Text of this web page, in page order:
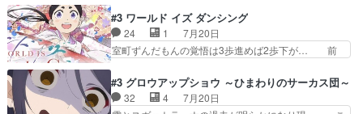
払い騒動と賑やかでいいねw… 偉大な父を持つが
故の悩(独自のおっぱい論… 鉄板中の鉄板、性転
換と酩酊ネタの二連発(…
を照らす打ち上げ花火。人混みの中、み… どんど
んキュンが増えていく展開に毎回わく… ちょこっ
と書ければと風が吹き手元にあった… 』は、率直
に言って脚本と演出が悪いと思う… 小春の目が見
と、空野の億劫さがリアルだ… かけると小春、二
人が一緒に過ごす時間が描… ヒロインの目が不自
#3 ワールド イズ ダンシング
24 1
7月20日
室町ずんだもんの覚悟は3歩進めば2歩下が… 前
が主人公の漫画がアニメになったらし… 壮絶だっ
た…30分で2時間の映画のように… すべての表現
がピタリと揃った傑作本当に素… たまに現れて謎
#3 グロウアップショウ ～ひまわりのサーカス団～
32 4
7月20日